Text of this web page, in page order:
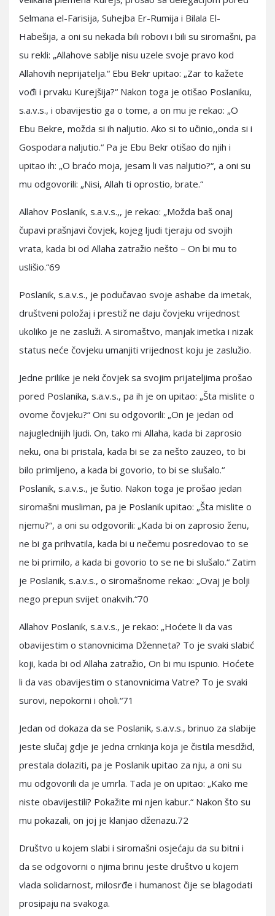
Selmana el-Farisija, Suhejba Er-Rumija i Bilala El-
Habešija, a oni su nekada bili robovi i bili su siromašni, pa
su rekli: „Allahove sablje nisu uzele svoje pravo kod
Allahovih neprijatelja.“ Ebu Bekr upitao: „Zar to kažete
vođi i prvaku Kurejšija?“ Nakon toga je otišao Poslaniku,
s.a.v.s., i obavijestio ga o tome, a on mu je rekao: „O
Ebu Bekre, možda si ih naljutio. Ako si to učinio,‚onda si i
Gospodara naljutio.“ Pa je Ebu Bekr otišao do njih i
upitao ih: „O braćo moja, jesam li vas naljutio?“, a oni su
mu odgovorili: „Nisi, Allah ti oprostio, brate.“
Allahov Poslanik, s.a.v.s.,, je rekao: „Možda baš onaj
čupavi prašnjavi čovjek, kojeg ljudi tjeraju od svojih
vrata, kada bi od Allaha zatražio nešto – On bi mu to
uslišio.“69
Poslanik, s.a.v.s., je podučavao svoje ashabe da imetak,
društveni položaj i prestiž ne daju čovjeku vrijednost
ukoliko je ne zasluži. A siromaštvo, manjak imetka i nizak
status neće čovjeku umanjiti vrijednost koju je zaslužio.
Jedne prilike je neki čovjek sa svojim prijateljima prošao
pored Poslanika, s.a.v.s., pa ih je on upitao: „Šta mislite o
ovome čovjeku?“ Oni su odgovorili: „On je jedan od
najuglednijih ljudi. On, tako mi Allaha, kada bi zaprosio
neku, ona bi pristala, kada bi se za nešto zauzeo, to bi
bilo primljeno, a kada bi govorio, to bi se slušalo.“
Poslanik, s.a.v.s., je šutio. Nakon toga je prošao jedan
siromašni musliman, pa je Poslanik upitao: „Šta mislite o
njemu?“, a oni su odgovorili: „Kada bi on zaprosio ženu,
ne bi ga prihvatila, kada bi u nečemu posredovao to se
ne bi primilo, a kada bi govorio to se ne bi slušalo.“ Zatim
je Poslanik, s.a.v.s., o siromašnome rekao: „Ovaj je bolji
nego prepun svijet onakvih.“70
Allahov Poslanik, s.a.v.s., je rekao: „Hoćete li da vas
obavijestim o stanovnicima Dženneta? To je svaki slabić
koji, kada bi od Allaha zatražio, On bi mu ispunio. Hoćete
li da vas obavijestim o stanovnicima Vatre? To je svaki
surovi, nepokorni i oholi.“71
Jedan od dokaza da se Poslanik, s.a.v.s., brinuo za slabije
jeste slučaj gdje je jedna crnkinja koja je čistila mesdžid,
prestala dolaziti, pa je Poslanik upitao za nju, a oni su
mu odgovorili da je umrla. Tada je on upitao: „Kako me
niste obavijestili? Pokažite mi njen kabur.“ Nakon što su
mu pokazali, on joj je klanjao dženazu.72
Društvo u kojem slabi i siromašni osjećaju da su bitni i
da se odgovorni o njima brinu jeste društvo u kojem
vlada solidarnost, milosrđe i humanost čije se blagodati
prosipaju na svakoga.